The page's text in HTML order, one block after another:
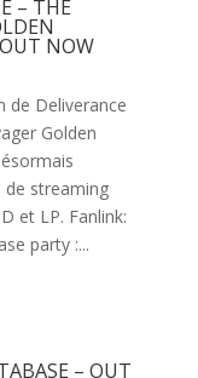
– THE
NOW
de Deliverance
Golden
streaming
et LP. Fanlink:
party :...
– OUT